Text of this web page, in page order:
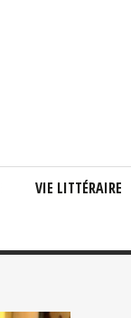
VIE LITTÉRAIRE